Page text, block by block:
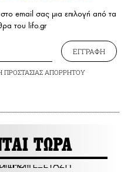
email σας μια επιλογή από τα
του lifo.gr
ΕΓΓΡΑΦΗ
ΠΡΟΣΤΑΣΙΑΣ ΑΠΟΡΡΗΤΟΥ
ΤΩΡΑ